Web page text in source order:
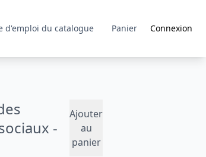
d'emploi du catalogue Panier Connexion
-
Ajouter
au
panier